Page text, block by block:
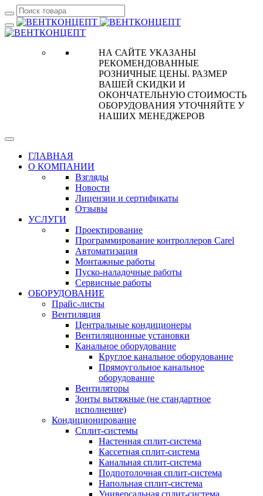
НА САЙТЕ УКАЗАНЫ
РЕКОМЕНДОВАННЫЕ
РОЗНИЧНЫЕ ЦЕНЫ. РАЗМЕР
ВАШЕЙ СКИДКИ И
ОКОНЧАТЕЛЬНУЮ СТОИМОСТЬ
ОБОРУДОВАНИЯ УТОЧНЯЙТЕ У
НАШИХ МЕНЕДЖЕРОВ
ГЛАВНАЯ
О КОМПАНИИ
Взгляды
Новости
Лицензии и сертификаты
Отзывы
УСЛУГИ
Проектирование
Программирование контроллеров Carel
Автоматизация
Монтажные работы
Пуско-наладочные работы
Сервисные работы
ОБОРУДОВАНИЕ
Прайс-листы
Вентиляция
Центральные кондиционеры
Вентиляционные установки
Канальное оборудование
Круглое канальное оборудование
Прямоугольное канальное
оборудование
Вентиляторы
Зонты вытяжные (не стандартное
исполнение)
Кондиционирование
Сплит-системы
Настенная сплит-система
Кассетная сплит-система
Канальная сплит-система
Подпотолочная сплит-система
Напольная сплит-система
Универсальная сплит-система